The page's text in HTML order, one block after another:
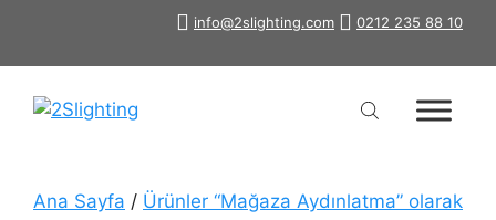
info@2slighting.com 0212 235 88 10
Ana Sayfa / Ürünler “Mağaza Aydınlatma” olarak